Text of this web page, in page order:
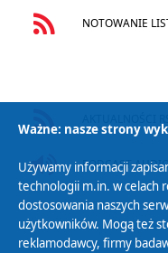
NOTOWANIE
PODCAST
Ważne: nasze strony
Używamy informacji
technologii m.in. w celach
dostosowania naszych
użytkowników. Mogą też
reklamodawcy, firmy